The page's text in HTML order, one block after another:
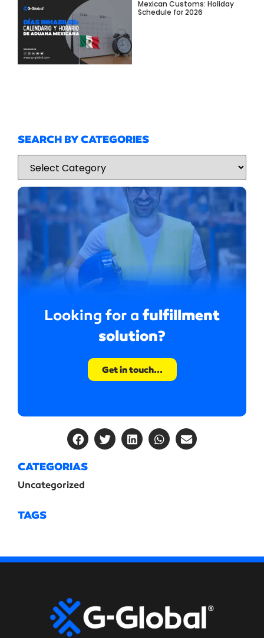
Mexican Customs: Holiday
Schedule for 2026
SEARCH BY CATEGORIES
Looking for a fulfillment
solution?
Get in touch...
CATEGORIAS
Uncategorized
TAGS